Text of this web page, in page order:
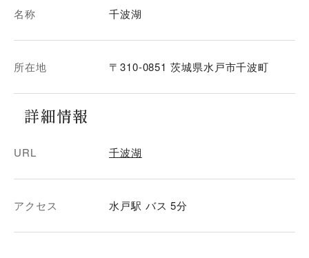
名称 千波湖
所在地 〒310-0851 茨城県水戸市千波町
詳細情報
URL 千波湖
アクセス 水戸駅 バス 5分